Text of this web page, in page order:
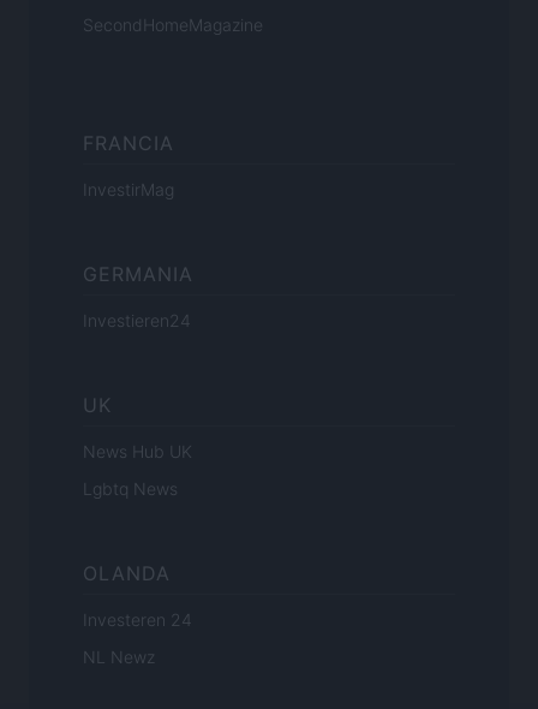
SecondHomeMagazine
FRANCIA
InvestirMag
GERMANIA
Investieren24
UK
News Hub UK
Lgbtq News
OLANDA
Investeren 24
NL Newz